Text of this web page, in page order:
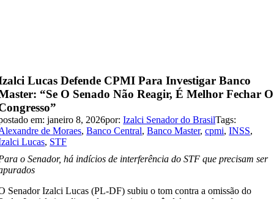
Lucas Defende CPMI Para Investigar Banco
“Se O Senado Não Reagir, É Melhor Fechar O
em: janeiro 8, 2026por:Izalci Senador do BrasilTags:
de Moraes,Banco Central,Banco Master,cpmi,INSS,
Lucas, STF
o Senador, há indícios de interferência do STF que precisam ser
Senador Izalci Lucas (PL-DF) subiu o tom contra a omissão do